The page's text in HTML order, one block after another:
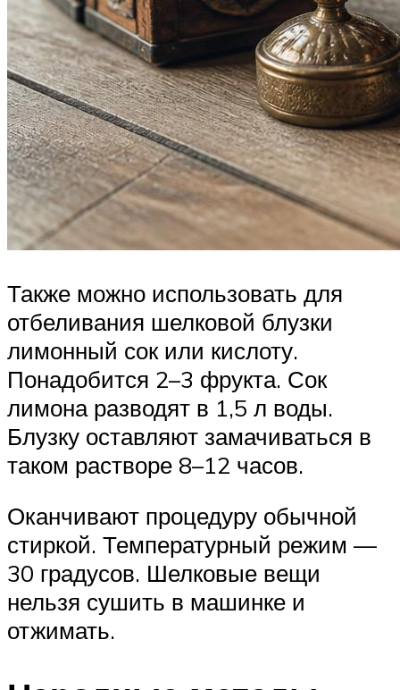
Также можно использовать для
отбеливания шелковой блузки
лимонный сок или кислоту.
Понадобится 2–3 фрукта. Сок
лимона разводят в 1,5 л воды.
Блузку оставляют замачиваться в
таком растворе 8–12 часов.
Оканчивают процедуру обычной
стиркой. Температурный режим —
30 градусов. Шелковые вещи
нельзя сушить в машинке и
отжимать.